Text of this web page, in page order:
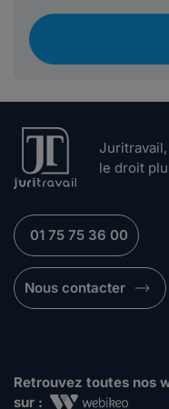
le droit
01 75 75 36 00
Nous contacter
Retrouvez toutes nos
sur :